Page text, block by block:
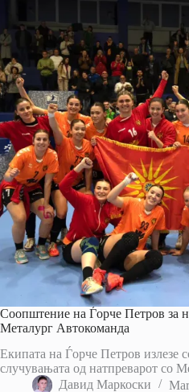
Соопштение на Ѓорче Петров за
Металург Автокоманда
Екипата на Ѓорче Петров излезе
случувањата од натпреварот со
Давид Маркоски